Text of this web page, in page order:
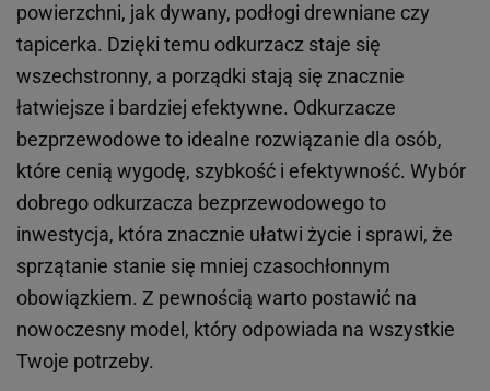
powierzchni, jak dywany, podłogi drewniane czy
tapicerka. Dzięki temu odkurzacz staje się
wszechstronny, a porządki stają się znacznie
łatwiejsze i bardziej efektywne. Odkurzacze
bezprzewodowe to idealne rozwiązanie dla osób,
które cenią wygodę, szybkość i efektywność. Wybór
dobrego odkurzacza bezprzewodowego to
inwestycja, która znacznie ułatwi życie i sprawi, że
sprzątanie stanie się mniej czasochłonnym
obowiązkiem. Z pewnością warto postawić na
nowoczesny model, który odpowiada na wszystkie
Twoje potrzeby.